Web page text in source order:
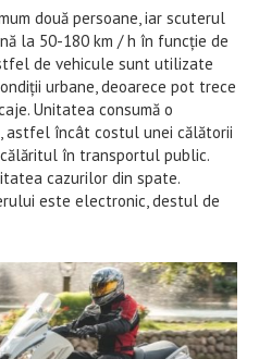
două persoane, iar scuterul
la 50-180 km / h în funcție de
de vehicule sunt utilizate
urbane, deoarece pot trece
Unitatea consumă o
astfel încât costul unei călătorii
în transportul public.
cazurilor din spate.
este electronic, destul de